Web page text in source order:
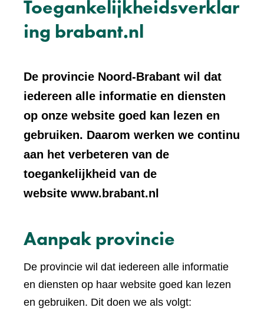
Toegankelijkheidsverklar
ing brabant.nl
De provincie Noord-Brabant wil dat
iedereen alle informatie en diensten
op onze website goed kan lezen en
gebruiken. Daarom werken we continu
aan het verbeteren van de
toegankelijkheid van de
website www.brabant.nl
Aanpak provincie
De provincie wil dat iedereen alle informatie
en diensten op haar website goed kan lezen
en gebruiken. Dit doen we als volgt: